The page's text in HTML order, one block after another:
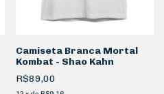
Camiseta Branca Mortal
Kombat - Shao Kahn
R$89,00